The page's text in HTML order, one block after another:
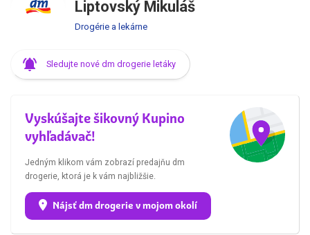
Liptovský Mikuláš
Drogérie a lekárne
Sledujte nové dm drogerie letáky
Vyskúšajte šikovný Kupino
vyhľadávač!
Jedným klikom vám zobrazí predajňu dm
drogerie, ktorá je k vám najbližšie.
Nájsť dm drogerie v mojom okolí